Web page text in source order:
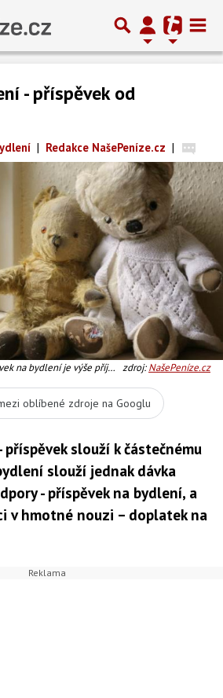
- příspěvek od
| Redakce NašePeníze.cz |
na bydlení je výše příjmů zdroj:NašePeníze.cz
oblíbené zdroje na Googlu
příspěvek slouží k částečnému
slouží jednak dávka
- příspěvek na bydlení, a
v hmotné nouzi – doplatek na